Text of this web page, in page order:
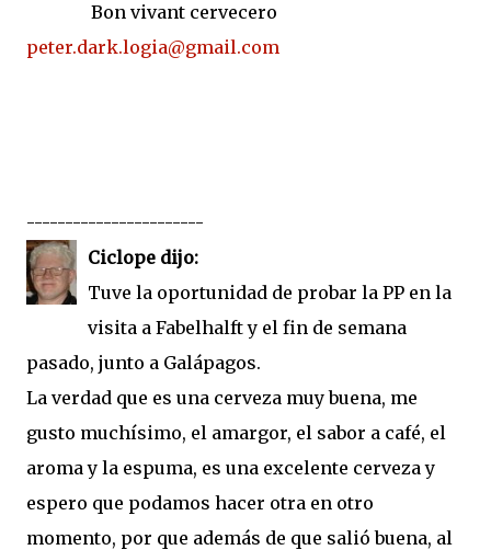
Bon vivant cervecero
peter.dark.logia@gmail.com
-----------------------
Ciclope dijo:
Tuve la oportunidad de probar la PP en la
visita a Fabelhalft y el fin de semana
pasado, junto a Galápagos.
La verdad que es una cerveza muy buena, me
gusto muchísimo, el amargor, el sabor a café, el
aroma y la espuma, es una excelente cerveza y
espero que podamos hacer otra en otro
momento, por que además de que salió buena, al